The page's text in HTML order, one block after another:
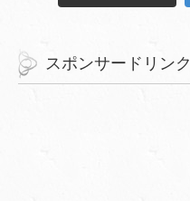
スポンサードリンク